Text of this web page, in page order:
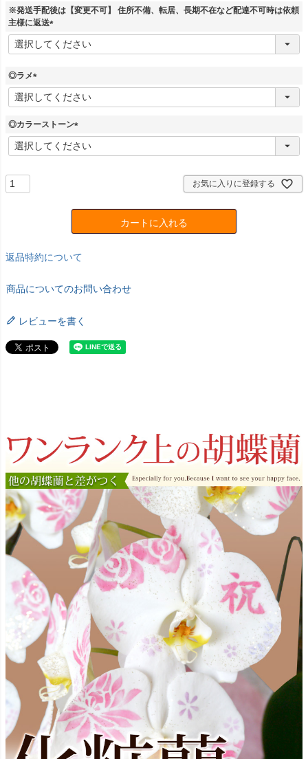
須
※発送手配後は【変更不可】 住所不備、転居、長期不在など配達不可時は依頼
主様に返送
(
必
◎ラメ
(
必
)
◎カラーストーン
(
必
お気に入りに登録する
カートに入れる
返品特約について
商品についてのお問い合わせ
レビューを書く